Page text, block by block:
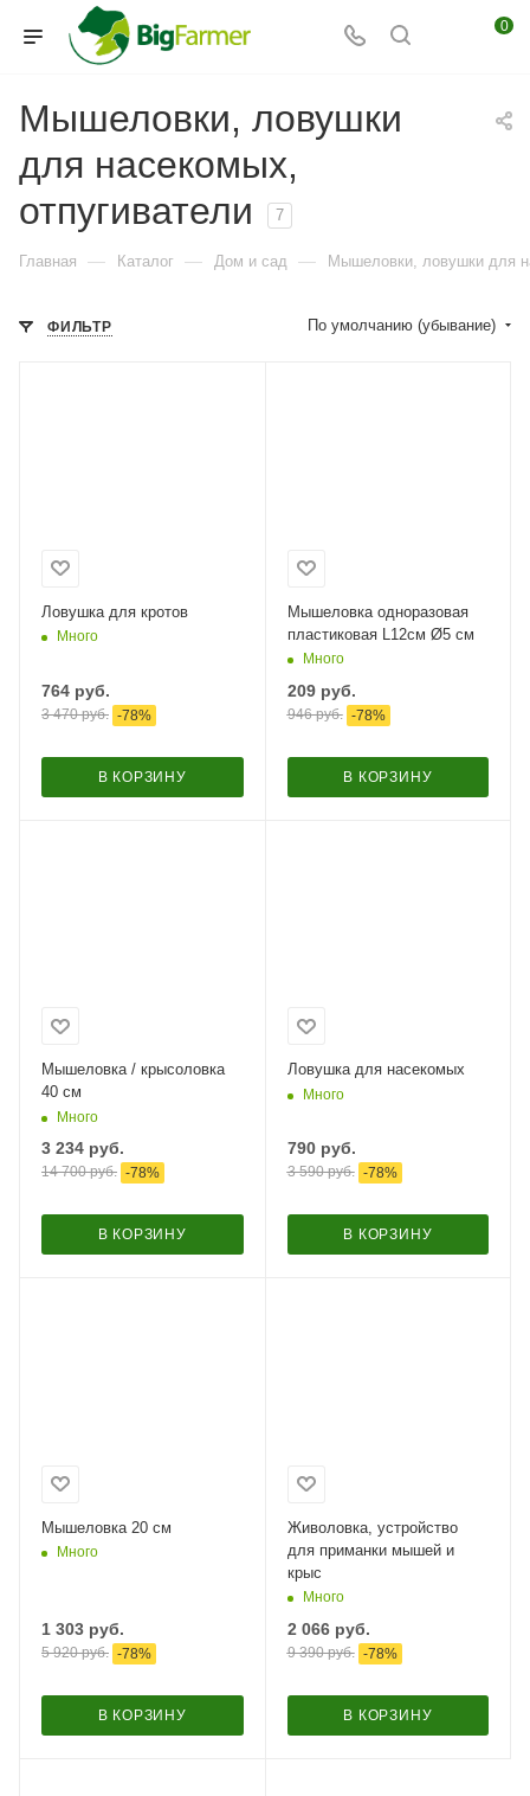
0
Мышеловки, ловушки
для насекомых,
отпугиватели
7
Главная — Каталог — Дом и сад — Мышеловки, ловушки для
ФИЛЬТР По умолчанию (убывание)
Ловушка для кротов
Много
764 руб.
3 470руб. -78%
В КОРЗИНУ
Мышеловка одноразовая
пластиковая L12см Ø5 см
Много
209руб.
946руб. -78%
В КОРЗИНУ
Мышеловка / крысоловка
40 см
Много
3 234 руб.
14 700руб. -78%
В КОРЗИНУ
Ловушка для насекомых
Много
790руб.
3 590руб. -78%
В КОРЗИНУ
Мышеловка 20 см
Много
1 303 руб.
5 920руб. -78%
В КОРЗИНУ
Живоловка, устройство
для приманки мышей и
крыс
Много
2 066руб.
9 390руб. -78%
В КОРЗИНУ